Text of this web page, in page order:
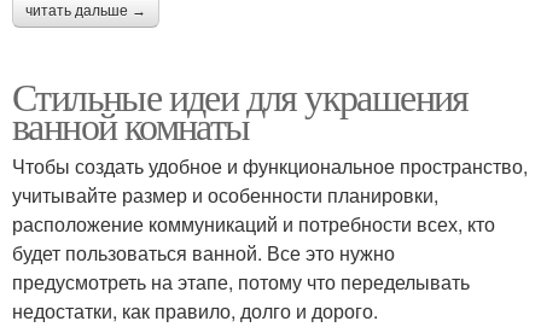
читать дальше →
Стильные идеи для украшения
ванной комнаты
Чтобы создать удобное и функциональное пространство,
учитывайте размер и особенности планировки,
расположение коммуникаций и потребности всех, кто
будет пользоваться ванной. Все это нужно
предусмотреть на этапе, потому что переделывать
недостатки, как правило, долго и дорого.